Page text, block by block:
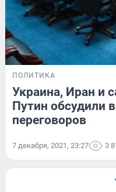
ПОЛИТИКА
Украина, Иран и
Путин обсудили
переговоров
7 декабря, 2021, 23:27 3